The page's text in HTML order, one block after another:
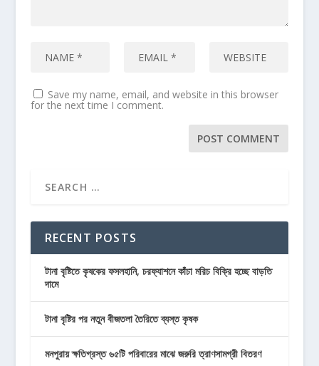
Save my name, email, and website in this browser
for the next time I comment.
RECENT POSTS
টানা বৃষ্টিতে কৃষকের ফসলহানি, চরফ্যাশনে কাঁচা মরিচ বিক্রি হচ্ছে বাড়তি
দামে
টানা বৃষ্টির পর নতুন বীজতলা তৈরিতে ব্যস্ত কৃষক
মনপুরায় ক্ষতিগ্রস্ত ৬৫টি পরিবারের মাঝে জরুরি ত্রাণসামগ্রী বিতরণ